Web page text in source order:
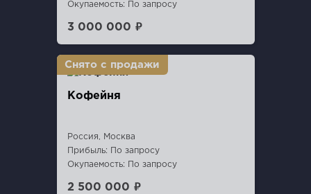
Окупаемость: По запросу
3 000 000 ₽
Кофейня
Россия, Москва
Прибыль: По запросу
Окупаемость: По запросу
2 500 000 ₽